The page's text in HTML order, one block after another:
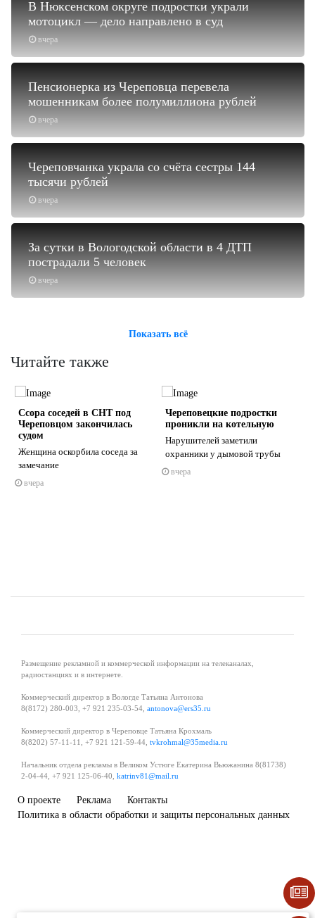
вчера
В Нюксенском округе подростки украли
мотоцикл — дело направлено в суд
вчера
Пенсионерка из Череповца перевела
мошенникам более полумиллиона рублей
вчера
Череповчанка украла со счёта сестры 144
тысячи рублей
вчера
За сутки в Вологодской области в 4 ДТП
пострадали 5 человек
Показать всё
Читайте также
Ссора соседей в СНТ под
Череповцом закончилась
судом
Женщина оскорбила соседа за
замечание
вчера
Череповецкие подростки
проникли на котельную
Нарушителей заметили
охранники у дымовой трубы
вчера
Размещение рекламной и коммерческой информации на телеканалах,
радиостанциях и в интернете.
Коммерческий директор в Вологде Татьяна Антонова
8(8172) 280-003, +7 921 235-03-54, antonova@ers35.ru
Коммерческий директор в Череповце Татьяна Крохмаль
8(8202) 57-11-11, +7 921 121-59-44, tvkrohmal@35media.ru
Начальник отдела рекламы в Великом Устюге Екатерина Вьюжанина 8(81738)
2-04-44, +7 921 125-06-40, katrinv81@mail.ru
О проекте Реклама
Контакты
Политика в области обработки и защиты персональных данных